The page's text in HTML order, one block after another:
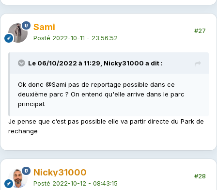
Sami
Posté 2022-10-11 - 23:56:52
#27
Le 06/10/2022 à 11:29, Nicky31000 a dit :
Ok donc @Sami pas de reportage possible dans ce
deuxième parc ? On entend qu'elle arrive dans le parc
principal.
Je pense que c’est pas possible elle va partir directe du Park de
rechange
Nicky31000
Posté 2022-10-12 - 08:43:15
#28